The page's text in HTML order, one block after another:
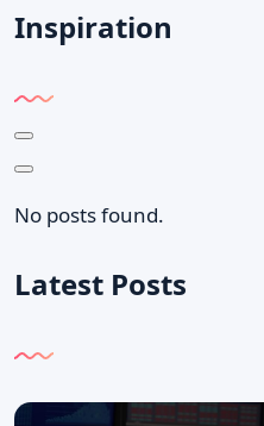
Inspiration
No posts found.
Latest Posts